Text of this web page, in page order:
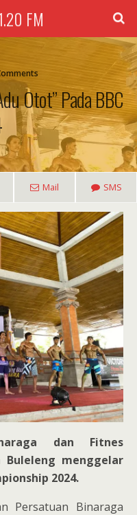
FM
Otot” Pada BBC
Mail SMS
dan Fitnes
Buleleng menggelar
2024.
Persatuan Binaraga